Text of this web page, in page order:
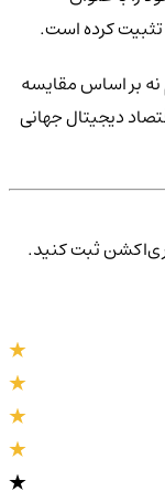
کرده است.
نه بر اساس مقایسه
دیجیتال جهانی
ثبت کنید.